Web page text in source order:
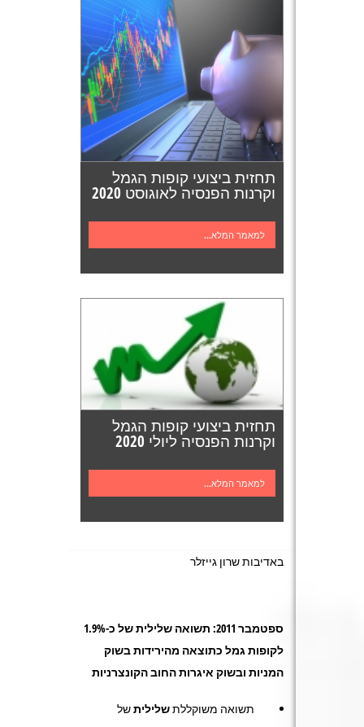
תחזית ביצועי קופות הגמל
וקרנות הפנסיה לאוגוסט 2020
למאמר המלא...
תחזית ביצועי קופות הגמל
וקרנות הפנסיה ליולי 2020
למאמר המלא...
באדיבות שרון גייזלר
ספטמבר 2011: תשואה שלילית של כ-1.9%
לקופות גמל כתוצאה מהירידות בשוק
המניות ובשוק איגרות החוב הקונצרניות
תשואה משוקללתשליליתשל